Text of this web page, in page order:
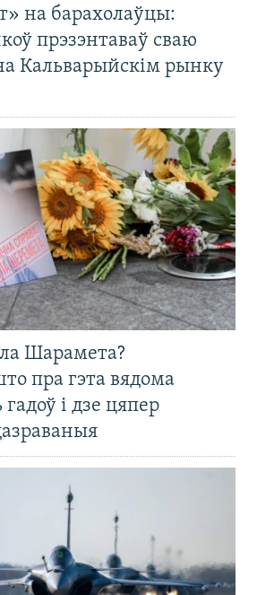
на барахолаўцы:
прэзэнтаваў сваю
Кальварыйскім рынку
Шарамета?
пра гэта вядома
і дзе цяпер